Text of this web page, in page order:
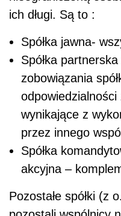
ich długi. Są to :
Spółka jawna-
Spółka
zobowiązania
wynikające z
przez innego
Spółka
akcyjna –
Pozostałe spółki (z